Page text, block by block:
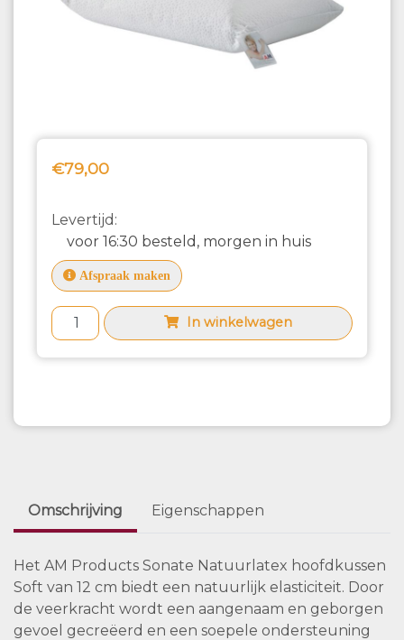
€79,00
Levertijd:
voor 16:30 besteld, morgen in huis
Afspraak maken
In winkelwagen
Omschrijving Eigenschappen
Het AM Products Sonate Natuurlatex hoofdkussen
Soft van 12 cm biedt een natuurlijk elasticiteit. Door
de veerkracht wordt een aangenaam en geborgen
gevoel gecreëerd en een soepele ondersteuning